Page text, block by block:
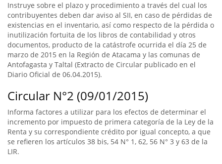
Instruye sobre el plazo y procedimiento a través del cual los
contribuyentes deben dar aviso al SII, en caso de pérdidas de
existencias en el inventario, así como respecto de la pérdida o
inutilización fortuita de los libros de contabilidad y otros
documentos, producto de la catástrofe ocurrida el día 25 de
marzo de 2015 en la Región de Atacama y las comunas de
Antofagasta y Taltal (Extracto de Circular publicado en el
Diario Oficial de 06.04.2015).
Circular N°2 (09/01/2015)
Informa factores a utilizar para los efectos de determinar el
incremento por impuesto de primera categoría de la Ley de la
Renta y su correspondiente crédito por igual concepto, a que
se refieren los artículos 38 bis, 54 N° 1, 62, 56 N° 3 y 63 de la
LIR.